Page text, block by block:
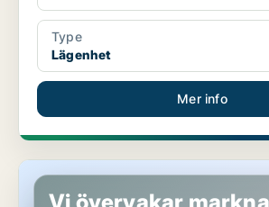
Type
Lägenhet
Mer info
Lägenhet i Malmö